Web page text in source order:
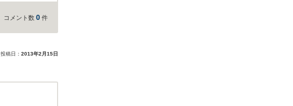
コメント数 0 件
投稿日： 2013年2月15日